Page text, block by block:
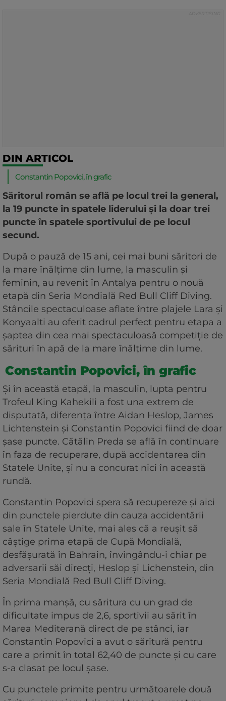
DIN ARTICOL
Constantin Popovici, în grafic
Săritorul român se află pe locul trei la general,
la 19 puncte în spatele liderului și la doar trei
puncte în spatele sportivului de pe locul
secund.
După o pauză de 15 ani, cei mai buni săritori de
la mare înălțime din lume, la masculin și
feminin, au revenit în Antalya pentru o nouă
etapă din Seria Mondială Red Bull Cliff Diving.
Stâncile spectaculoase aflate între plajele Lara și
Konyaalti au oferit cadrul perfect pentru etapa a
șaptea din cea mai spectaculoasă competiție de
sărituri în apă de la mare înălțime din lume.
Constantin Popovici, în grafic
Și în această etapă, la masculin, lupta pentru
Trofeul King Kahekili a fost una extrem de
disputată, diferența între Aidan Heslop, James
Lichtenstein și Constantin Popovici fiind de doar
șase puncte. Cătălin Preda se află în continuare
în faza de recuperare, după accidentarea din
Statele Unite, și nu a concurat nici în această
rundă.
Constantin Popovici spera să recupereze și aici
din punctele pierdute din cauza accidentării
sale în Statele Unite, mai ales că a reușit să
câștige prima etapă de Cupă Mondială,
desfășurată în Bahrain, învingându-i chiar pe
adversarii săi direcți, Heslop și Lichenstein, din
Seria Mondială Red Bull Cliff Diving.
În prima manșă, cu săritura cu un grad de
dificultate impus de 2,6, sportivii au sărit în
Marea Mediterană direct de pe stânci, iar
Constantin Popovici a avut o săritură pentru
care a primit în total 62,40 de puncte și cu care
s-a clasat pe locul șase.
Cu punctele primite pentru următoarele două